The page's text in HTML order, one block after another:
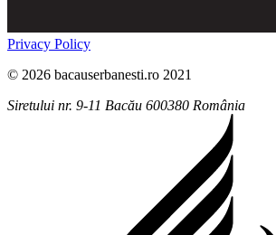
Privacy Policy
© 2026 bacauserbanesti.ro 2021
Siretului nr. 9-11 Bacău 600380 România